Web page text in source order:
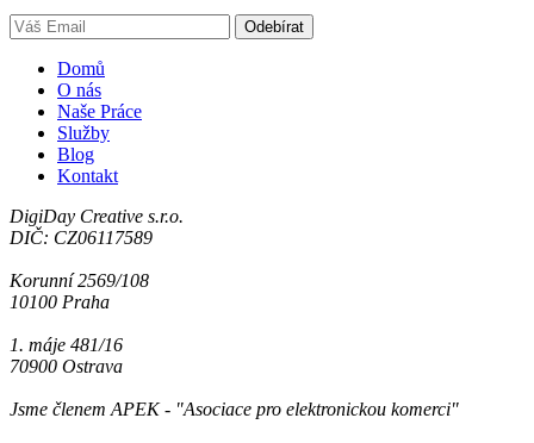
Domů
O nás
Naše Práce
Služby
Blog
Kontakt
DigiDay Creative s.r.o.
DIČ: CZ06117589
Korunní 2569/108
10100 Praha
1. máje 481/16
70900 Ostrava
Jsme členem APEK - "Asociace pro elektronickou komerci"